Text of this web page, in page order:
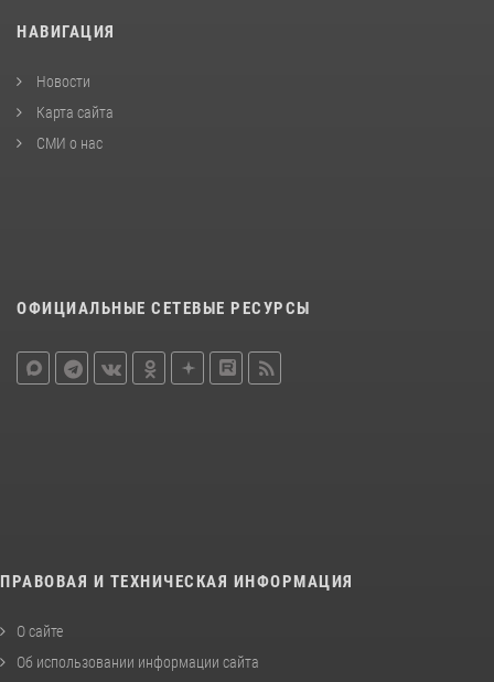
НАВИГАЦИЯ
Новости
Карта сайта
СМИ о нас
ОФИЦИАЛЬНЫЕ СЕТЕВЫЕ РЕСУРСЫ
ПРАВОВАЯ И ТЕХНИЧЕСКАЯ ИНФОРМАЦИЯ
О сайте
Об использовании информации сайта